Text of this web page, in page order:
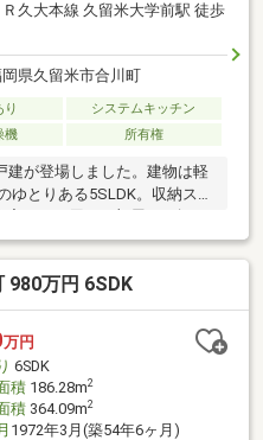
Ｒ久大本線 久留米大学前駅 徒歩
県久留米市合川町
り
システムキッチン
機 所有権
建が登場しました。建物は軽
ゆとりある5SLDK。収納スペ
㎡（約62.19坪）。オー
や浴室暖房乾燥機、追焚機
本線「久留米大学前」駅ま
商業施設が充実した合川エリ
す。 合川小学校まで約
利便性と住環境のバランスが
す。※エコキュート給湯
980万円 6SDK
万円
6SDK
積186.28m2
積364.09m2
1972年3月(築54年6ヶ月)